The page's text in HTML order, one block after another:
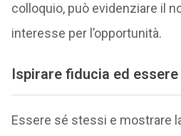
colloquio, può evidenziare il
interesse per l’opportunità.
Ispirare fiducia ed
Essere sé stessi e mostrare